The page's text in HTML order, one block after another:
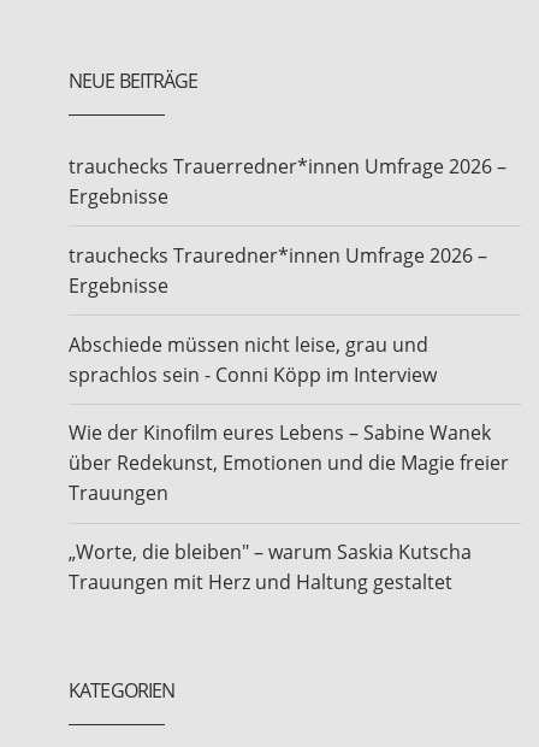
NEUE BEITRÄGE
trauchecks Trauerredner*innen Umfrage 2026 –
Ergebnisse
trauchecks Trauredner*innen Umfrage 2026 –
Ergebnisse
Abschiede müssen nicht leise, grau und
sprachlos sein - Conni Köpp im Interview
Wie der Kinofilm eures Lebens – Sabine Wanek
über Redekunst, Emotionen und die Magie freier
Trauungen
„Worte, die bleiben" – warum Saskia Kutscha
Trauungen mit Herz und Haltung gestaltet
KATEGORIEN